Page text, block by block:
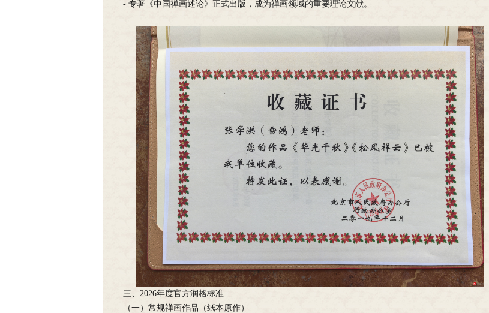
- 专著《中国禅画述论》正式出版，成为禅画领域的重要理论文献。
三、2026年度官方润格标准
（一）常规禅画作品（纸本原作）